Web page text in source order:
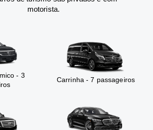
motorista.
- 3
Carrinha - 7 passageiros